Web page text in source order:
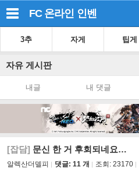
FC 온라인 인벤
3추 자게 팁게
자유 게시판
내글 내 댓글
[잡담] 문신 한 거 후회되네요…
알렉산더델피 댓글: 11 개 조회: 23170